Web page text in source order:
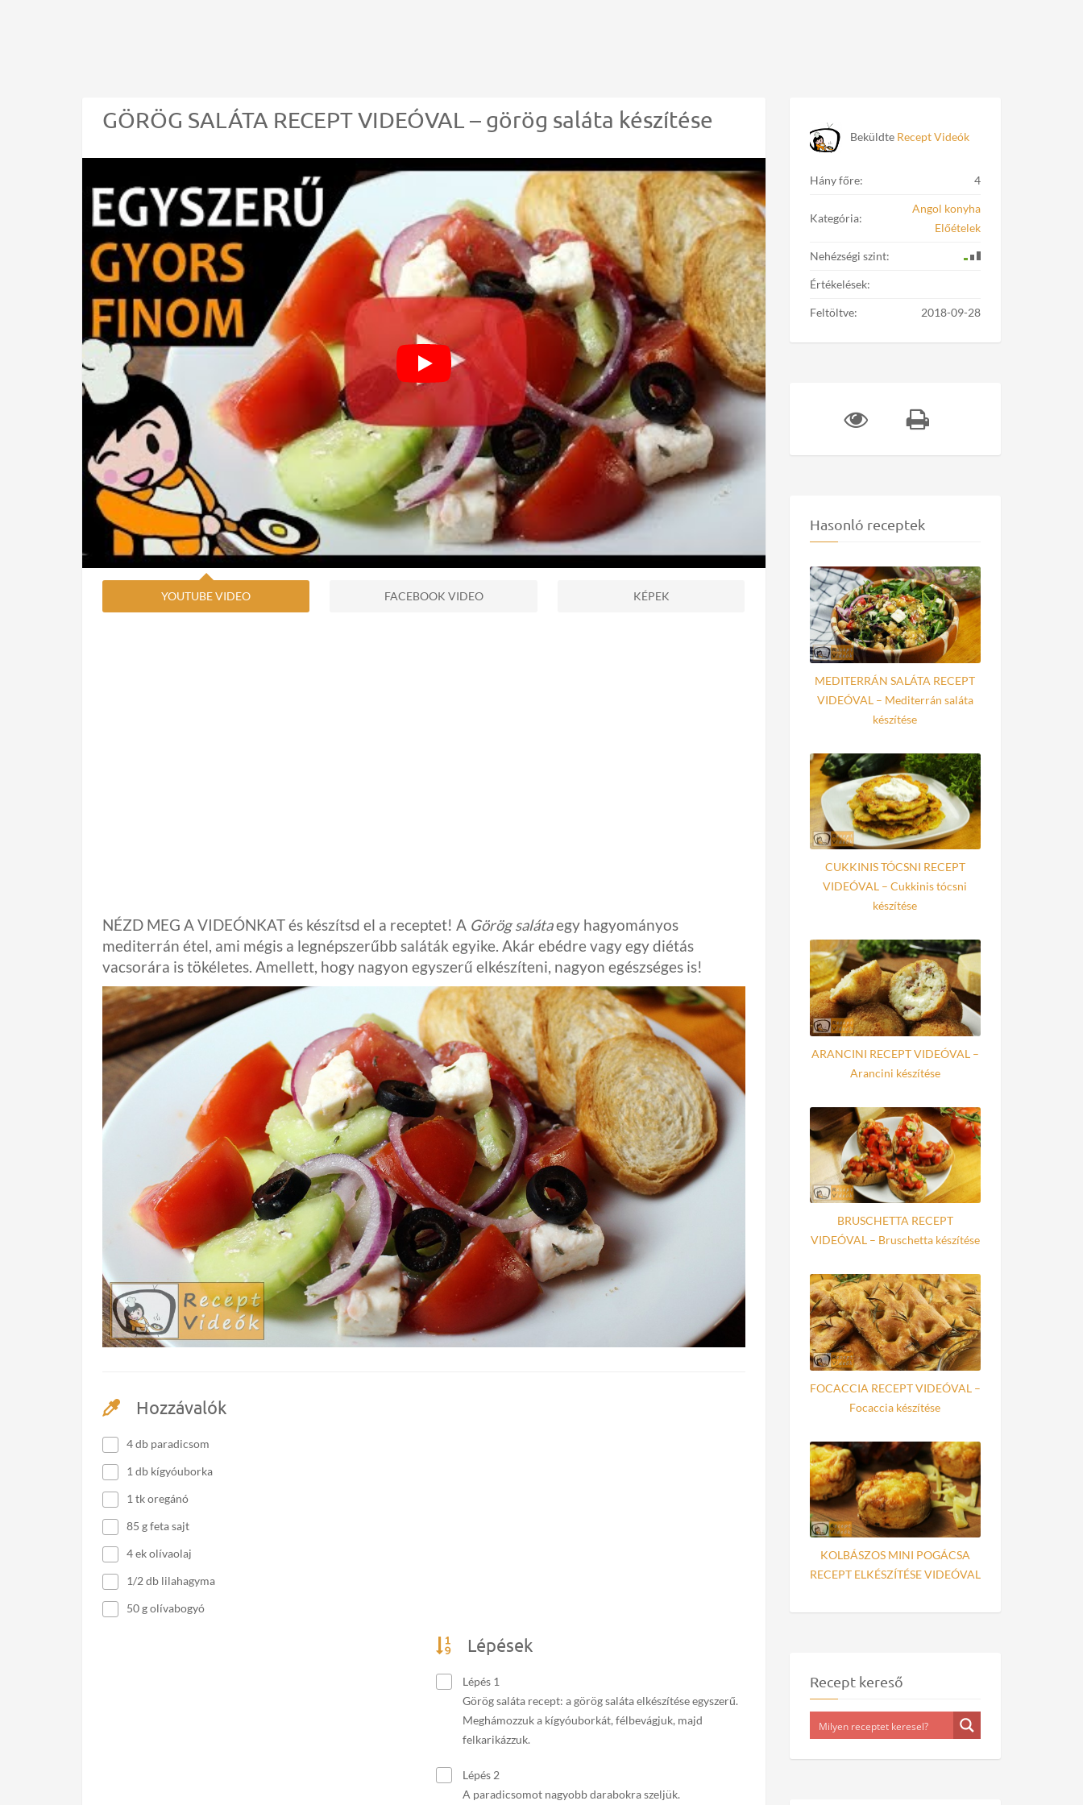
GÖRÖG SALÁTA RECEPT VIDEÓVAL – görög saláta készítése
YOUTUBE VIDEO FACEBOOK VIDEO KÉPEK
NÉZD MEG A VIDEÓNKAT és készítsd el a receptet! A Görög salátaegy hagyományos
mediterrán étel, ami mégis a legnépszerűbb saláták egyike. Akár ebédre vagy egy diétás
vacsorára is tökéletes. Amellett, hogy nagyon egyszerű elkészíteni, nagyon egészséges is!
Hozzávalók
4 db paradicsom
1 db kígyóuborka
1 tk oregánó
85 g feta sajt
4 ek olívaolaj
1/2 db lilahagyma
50 g olívabogyó
Lépések
Lépés 1
Görög saláta recept: a görög saláta elkészítése egyszerű.
Meghámozzuk a kígyóuborkát, félbevágjuk, majd
felkarikázzuk.
Lépés 2
A paradicsomot nagyobb darabokra szeljük.
Beküldte Recept Videók
Hány főre: 4
Kategória:
Angol konyha
Előételek
Nehézségi szint:
Értékelések:
Feltöltve: 2018-09-28
Hasonló receptek
MEDITERRÁN SALÁTA RECEPT
VIDEÓVAL – Mediterrán saláta
készítése
CUKKINIS TÓCSNI RECEPT
VIDEÓVAL – Cukkinis tócsni
készítése
ARANCINI RECEPT VIDEÓVAL –
Arancini készítése
BRUSCHETTA RECEPT
VIDEÓVAL – Bruschetta készítése
FOCACCIA RECEPT VIDEÓVAL –
Focaccia készítése
KOLBÁSZOS MINI POGÁCSA
RECEPT ELKÉSZÍTÉSE VIDEÓVAL
Recept kereső